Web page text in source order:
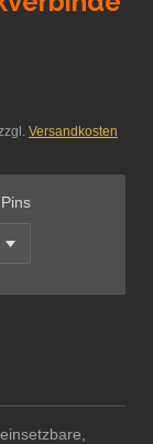
Versandkosten